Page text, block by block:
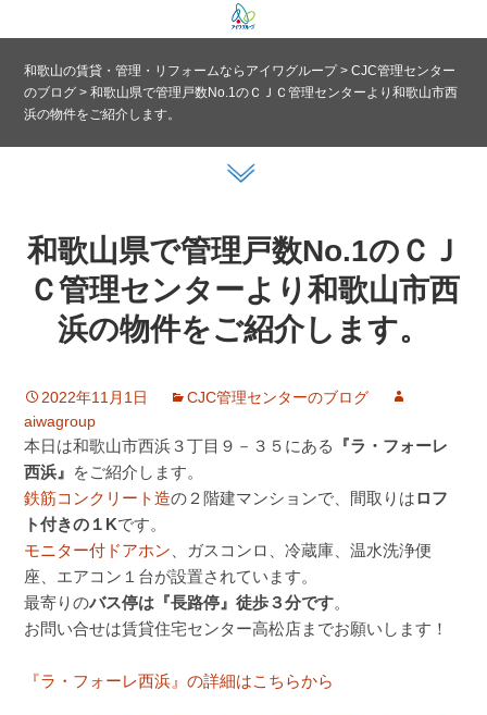
和歌山の賃貸・管理・リフォームならアイワグループ>CJC管理センター
のブログ >和歌山県で管理戸数No.1のＣＪＣ管理センターより和歌山市西
浜の物件をご紹介します。
和歌山県で管理戸数No.1のＣＪ
Ｃ管理センターより和歌山市西
浜の物件をご紹介します。
2022年11月1日
CJC管理センターのブログ
aiwagroup
本日は和歌山市西浜３丁目９－３５にある
『ラ・フォーレ
西浜』 をご紹介します。
鉄筋コンクリート造の２階建マンションで、間取りはロフ
ト付きの１Kです。
モニター付ドアホン 、ガスコンロ、冷蔵庫、温水洗浄便
座、エアコン１台が設置されています。
最寄りのバス停は『長路停』徒歩３分です。
お問い合せは賃貸住宅センター高松店までお願いします！
『ラ・フォーレ西浜』の詳細はこちらから